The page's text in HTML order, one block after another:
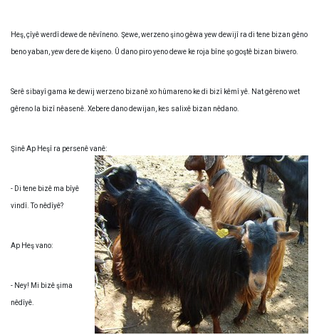
Heş, çîyê werdî dewe de nêvîneno. Şewe, werzeno şino gêwa yew dewijî ra di tene bizan gêno
beno yaban, yew dere de kişeno. Û dano piro yeno dewe ke roja bîne şo goştê bizan biwero.
Serê sibayî gama ke dewij werzeno bizanê xo hûmareno ke di bizî kêmî yê. Nat gêreno wet
gêreno la bizî nêasenê. Xebere dano dewijan, kes salixê bizan nêdano.
Şinê Ap Heşî ra persenê vanê:
- Di tene bizê ma bîyê
vindî. To nêdîyê?
Ap Heş vano:
- Ney! Mi bizê şima
nêdîyê.